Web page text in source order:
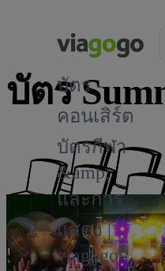
บัตร -
คอนเสิร์ต
บัตรกีฬา
&amp;
และการ
แสดง |
viagogo
บัตร